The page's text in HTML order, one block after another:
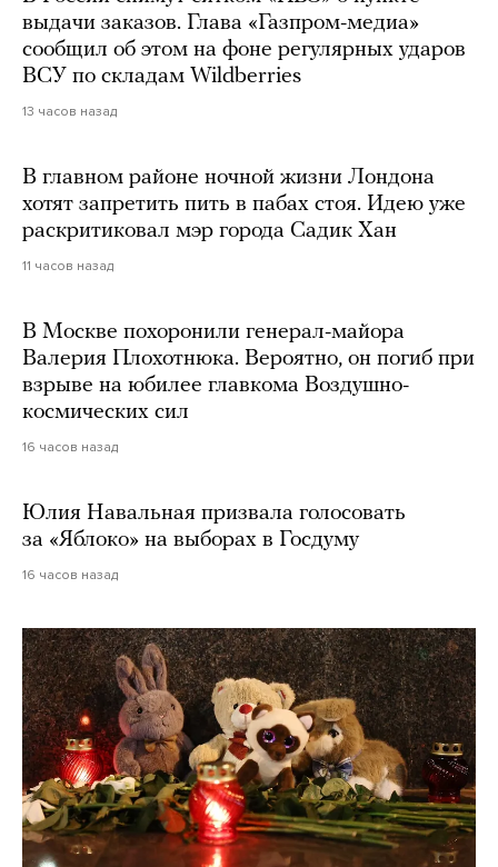
выдачи заказов. Глава «Газпром-медиа»
сообщил об этом на фоне регулярных ударов
ВСУ по складам Wildberries
13 часов назад
В главном районе ночной жизни Лондона
хотят запретить пить в пабах стоя. Идею уже
раскритиковал мэр города Садик Хан
11 часов назад
В Москве похоронили генерал-майора
Валерия Плохотнюка. Вероятно, он погиб при
взрыве на юбилее главкома Воздушно-
космических сил
16 часов назад
Юлия Навальная призвала голосовать
за «Яблоко» на выборах в Госдуму
16 часов назад